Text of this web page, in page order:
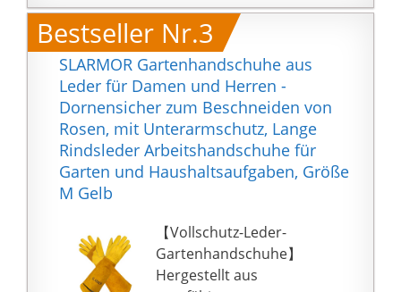
ENTWORFEN:
Ergonomisches Design
an der Handfläche und
an den Fingern
ermöglicht ein
einfaches Ergreifen
Ihrer
Gartengeräte.Weiche &
flexible Materialien
Hände bei Frauen, die
gerne im Garten
arbeiten.Atmungsaktiv
Bestseller Nr.3
SLARMOR Gartenhandschuhe aus
Leder für Damen und Herren -
Dornensicher zum Beschneiden von
Rosen, mit Unterarmschutz, Lange
Rindsleder Arbeitshandschuhe für
Garten und Haushaltsaufgaben, Größe
M Gelb
【Vollschutz-Leder-
Gartenhandschuhe】
Hergestellt aus